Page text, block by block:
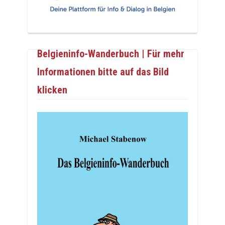
Belgieninfo-Wanderbuch | Für mehr
Informationen bitte auf das Bild
klicken